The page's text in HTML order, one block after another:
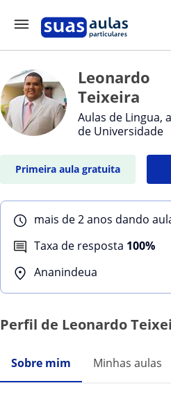
Leonardo
Teixeira
Aulas de Lingua,
de Universidade
Primeira aula gratuita
mais de 2 anos dando
Taxa de resposta 100%
Ananindeua
Perfil de Leonardo
Sobre mim Minhas aulas